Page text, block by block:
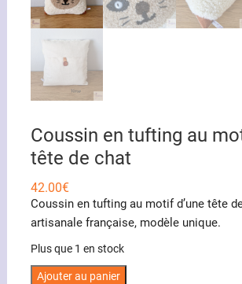
Coussin en tufting au
tête de chat
42.00€
Coussin en tufting au motif d’une tête
artisanale française, modèle unique.
Plus que 1 en stock
quantité
Ajouter au panier